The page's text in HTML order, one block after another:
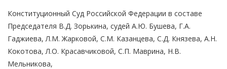
Конституционный Суд Российской Федерации в составе
Председателя В.Д. Зорькина, судей А.Ю. Бушева, Г.А.
Гаджиева, Л.М. Жарковой, С.М. Казанцева, С.Д. Князева, А.Н.
Кокотова, Л.О. Красавчиковой, С.П. Маврина, Н.В.
Мельникова,